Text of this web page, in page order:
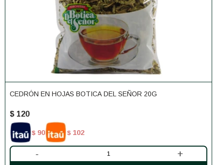
CEDRÓN EN HOJAS BOTICA DEL SEÑOR 20G
$ 120
$ 90 $ 102
- +